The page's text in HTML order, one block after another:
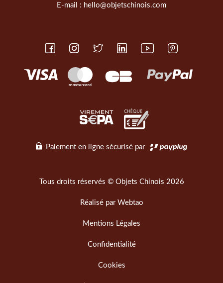
E-mail : hello@objetschinois.com
Paiement en ligne sécurisé par
Tous droits réservés © Objets Chinois 2026
Réalisé par Webtao
Mentions Légales
Confidentialité
Cookies